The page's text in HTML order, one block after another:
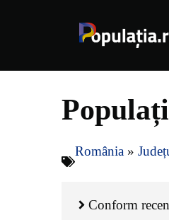
România »
Conform